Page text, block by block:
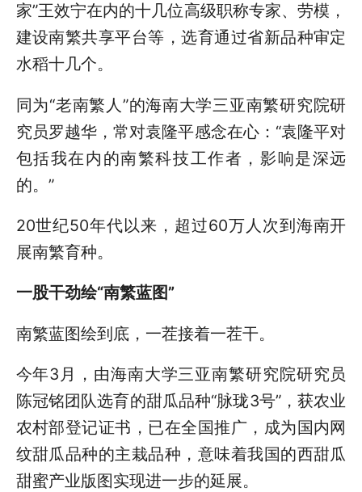
家”王效宁在内的十几位高级职称专家、劳模，
建设南繁共享平台等，选育通过省新品种审定
水稻十几个。
同为“老南繁人”的海南大学三亚南繁研究院研
究员罗越华，常对袁隆平感念在心：“袁隆平对
包括我在内的南繁科技工作者，影响是深远
的。”
20世纪50年代以来，超过60万人次到海南开
展南繁育种。
一股干劲绘“南繁蓝图”
南繁蓝图绘到底，一茬接着一茬干。
今年3月，由海南大学三亚南繁研究院研究员
陈冠铭团队选育的甜瓜品种“脉珑3号”，获农业
农村部登记证书，已在全国推广，成为国内网
纹甜瓜品种的主栽品种，意味着我国的西甜瓜
甜蜜产业版图实现进一步的延展。